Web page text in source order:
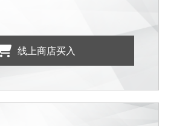
线上商店买入